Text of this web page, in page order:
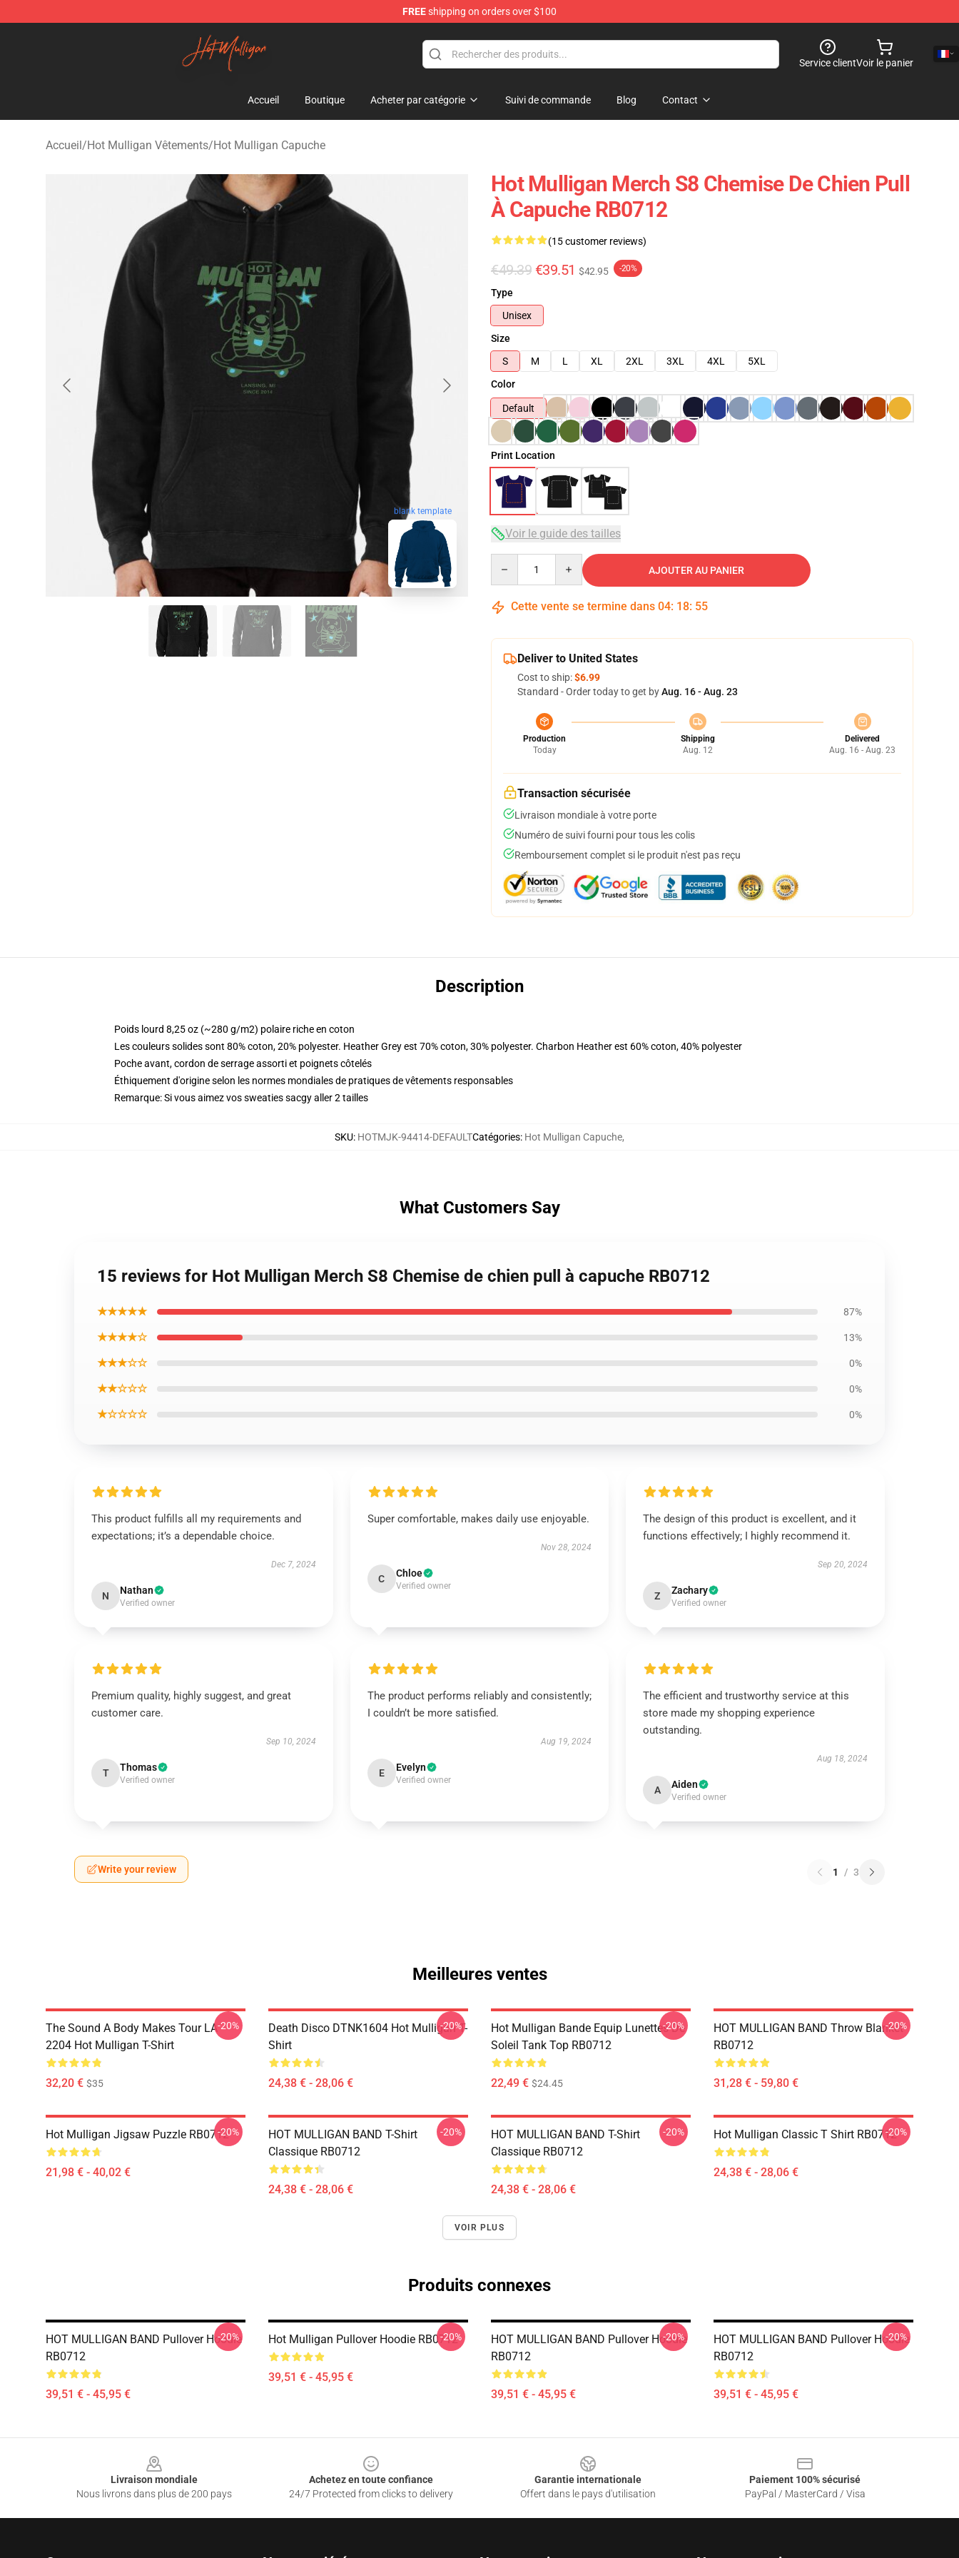
FREEshipping on orders over $100
Hot Mulligan Shop - Official Hot Mulligan Merchandise Store
Service clientVoir le panier
Accueil Boutique Acheter par catégorie Suivi de commande Blog Contact
Accueil/Hot Mulligan Vêtements/Hot Mulligan Capuche
blank template
Hot Mulligan Merch S8 Chemise De Chien Pull
À Capuche RB0712
(15 customer reviews)
€49.39 €39.51 $42.95 -20%
Type
Unisex
Size
S
M L XL 2XL 3XL 4XL
5XL
Color
Default
Print Location
Voir le guide des tailles
AJOUTER AU PANIER
Cette vente se termine dans 04: 18: 54
Deliver to United States
Cost to ship:$6.99
Standard - Order today to get byAug. 16 - Aug. 23
Production
Today
Shipping
Aug. 12
Delivered
Aug. 16 - Aug. 23
Transaction sécurisée
Livraison mondiale à votre porte
Numéro de suivi fourni pour tous les colis
Remboursement complet si le produit n'est pas reçu
Description
Poids lourd 8,25 oz (~280 g/m2) polaire riche en coton
Les couleurs solides sont 80% coton, 20% polyester. Heather Grey est 70% coton, 30% polyester. Charbon Heather est 60% coton, 40% polyester
Poche avant, cordon de serrage assorti et poignets côtelés
Éthiquement d'origine selon les normes mondiales de pratiques de vêtements responsables
Remarque: Si vous aimez vos sweaties sacgy aller 2 tailles
SKU: HOTMJK-94414-DEFAULTCatégories: Hot Mulligan Capuche,
What Customers Say
15 reviews for Hot Mulligan Merch S8 Chemise de chien pull à capuche RB0712
★★★★★ 87%
★★★★☆ 13%
★★★☆☆ 0%
★★☆☆☆ 0%
★☆☆☆☆ 0%
This product fulfills all my requirements and
expectations; it’s a dependable choice.
Dec 7, 2024
N Nathan
Verified owner
Super comfortable, makes daily use enjoyable.
Nov 28, 2024
C Chloe
Verified owner
The design of this product is excellent, and it
functions effectively; I highly recommend it.
Sep 20, 2024
Z Zachary
Verified owner
Premium quality, highly suggest, and great
customer care.
Sep 10, 2024
T Thomas
Verified owner
The product performs reliably and consistently;
I couldn’t be more satisfied.
Aug 19, 2024
E Evelyn
Verified owner
The efficient and trustworthy service at this
store made my shopping experience
outstanding.
Aug 18, 2024
A Aiden
Verified owner
Write your review 1 / 3
Meilleures ventes
The Sound A Body Makes Tour LA
2204 Hot Mulligan T-Shirt
32,20 € $35
-20%
Death Disco DTNK1604 Hot Mulligan T-
Shirt
24,38 € - 28,06 €
-20%
Hot Mulligan Bande Equip Lunettes De
Soleil Tank Top RB0712
22,49 € $24.45
-20%
HOT MULLIGAN BAND Throw Blanket
RB0712
31,28 € - 59,80 €
-20%
Hot Mulligan Jigsaw Puzzle RB0712
21,98 € - 40,02 €
-20%
HOT MULLIGAN BAND T-Shirt
Classique RB0712
24,38 € - 28,06 €
-20%
HOT MULLIGAN BAND T-Shirt
Classique RB0712
24,38 € - 28,06 €
-20% Hot Mulligan Classic T Shirt RB0712
24,38 € - 28,06 €
-20%
VOIR PLUS
Produits connexes
HOT MULLIGAN BAND Pullover Hoodie
RB0712
39,51 € - 45,95 €
-20% Hot Mulligan Pullover Hoodie RB0712
39,51 € - 45,95 €
-20%
HOT MULLIGAN BAND Pullover Hoodie
RB0712
39,51 € - 45,95 €
-20%
HOT MULLIGAN BAND Pullover Hoodie
RB0712
39,51 € - 45,95 €
-20%
Livraison mondiale
Nous livrons dans plus de 200 pays
Achetez en toute confiance
24/7 Protected from clicks to delivery
Garantie internationale
Offert dans le pays d'utilisation
Paiement 100% sécurisé
PayPal / MasterCard / Visa